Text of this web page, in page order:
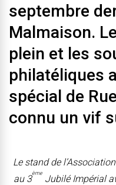
septembre
Malmaison.
plein et les
philatéliques
spécial de
connu un vif
Le stand de
au 3ème Jubilé Impérial